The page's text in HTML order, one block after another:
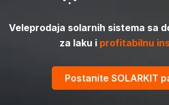
Veleprodaja solarnih sistema sa
za laku i profitabilnu
Postanite SOLARKIT